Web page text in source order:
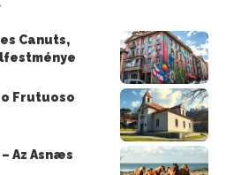
Canuts,
Frutuoso
Az Asnæs